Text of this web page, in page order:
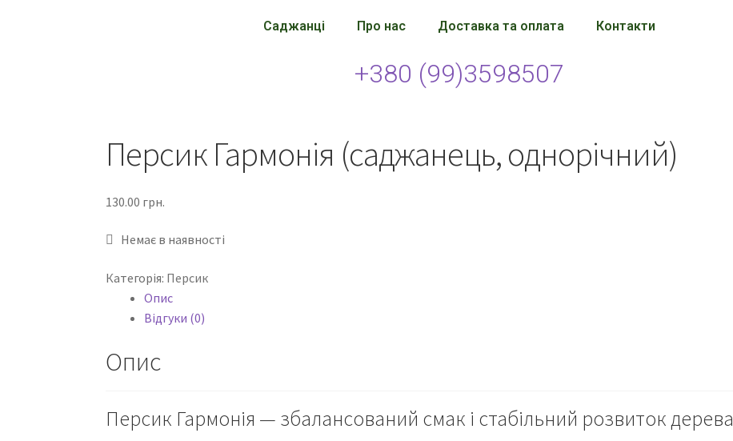
Саджанці Про нас Доставка та оплата Контакти
+380 (99)3598507
Персик Гармонія (саджанець, однорічний)
130.00 грн.
Немає в наявності
Категорія: Персик
Опис
Відгуки (0)
Опис
Персик Гармонія — збалансований смак і стабільний розвиток дерева